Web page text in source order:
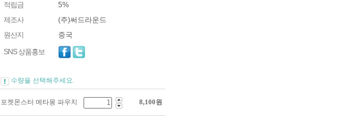
적립금
5%
제조사
(주)써드라운드
원산지
중국
SNS 상품홍보
수량을 선택해주세요.
포켓몬스터 메타몽 파우치 8,100원